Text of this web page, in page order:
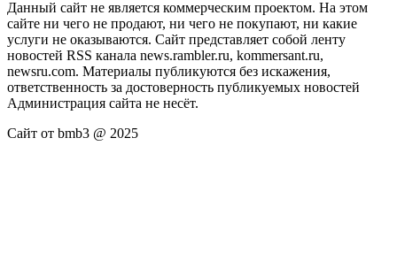
Данный сайт не является коммерческим проектом. На этом
сайте ни чего не продают, ни чего не покупают, ни какие
услуги не оказываются. Сайт представляет собой ленту
новостей RSS канала news.rambler.ru, kommersant.ru,
newsru.com. Материалы публикуются без искажения,
ответственность за достоверность публикуемых новостей
Администрация сайта не несёт.
Сайт от bmb3 @ 2025